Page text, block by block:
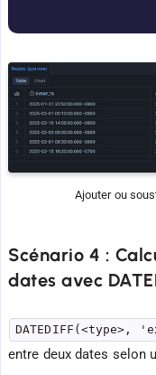
Ajouter ou
Scénario 4 :
dates avec
DATEDIFF(<type>,
entre deux dates selon